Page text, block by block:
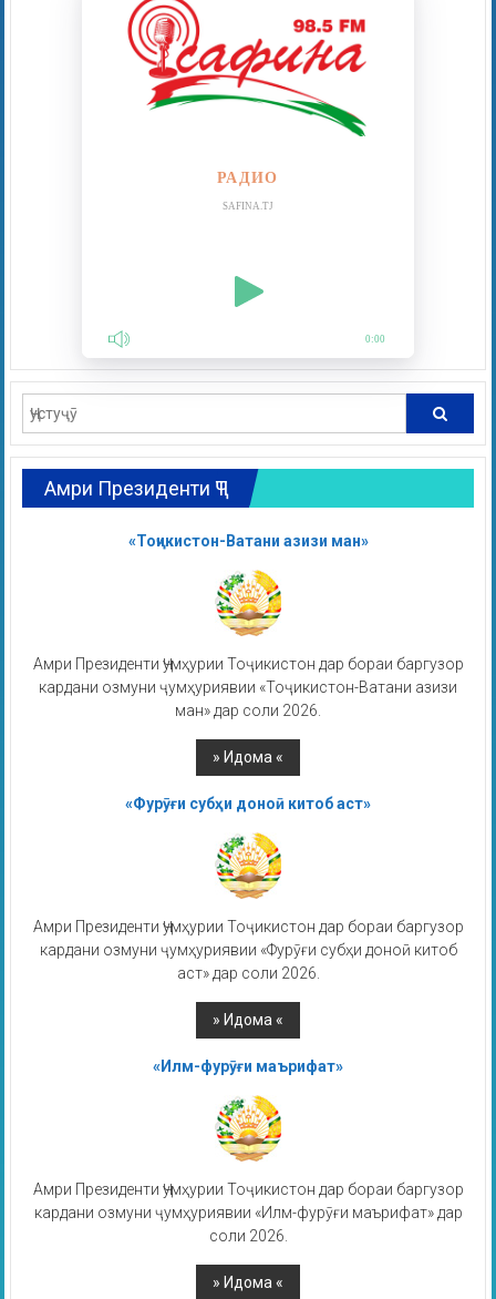
РАДИО
SAFINA.TJ
0:00
Амри Президенти ҶТ
«Тоҷикистон-Ватани азизи ман»
Амри Президенти Ҷумҳурии Тоҷикистон дар бораи баргузор
кардани озмуни ҷумҳуриявии «Тоҷикистон-Ватани азизи
ман» дар соли 2026.
«Фурӯғи субҳи доноӣ китоб аст»
Амри Президенти Ҷумҳурии Тоҷикистон дар бораи баргузор
кардани озмуни ҷумҳуриявии «Фурӯғи субҳи доноӣ китоб
аст» дар соли 2026.
«Илм-фурӯғи маърифат»
Амри Президенти Ҷумҳурии Тоҷикистон дар бораи баргузор
кардани озмуни ҷумҳуриявии «Илм-фурӯғи маърифат» дар
соли 2026.